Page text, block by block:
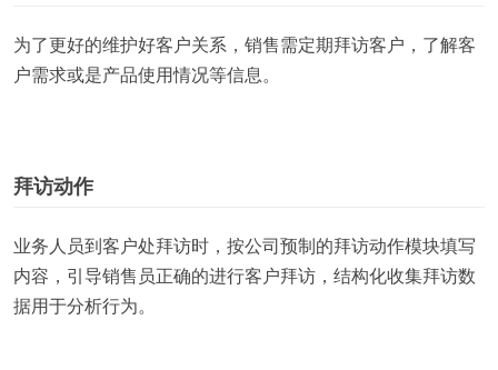
为了更好的维护好客户关系，销售需定期拜访客户，了解客
户需求或是产品使用情况等信息。
拜访动作
业务人员到客户处拜访时，按公司预制的拜访动作模块填写
内容，引导销售员正确的进行客户拜访，结构化收集拜访数
据用于分析行为。